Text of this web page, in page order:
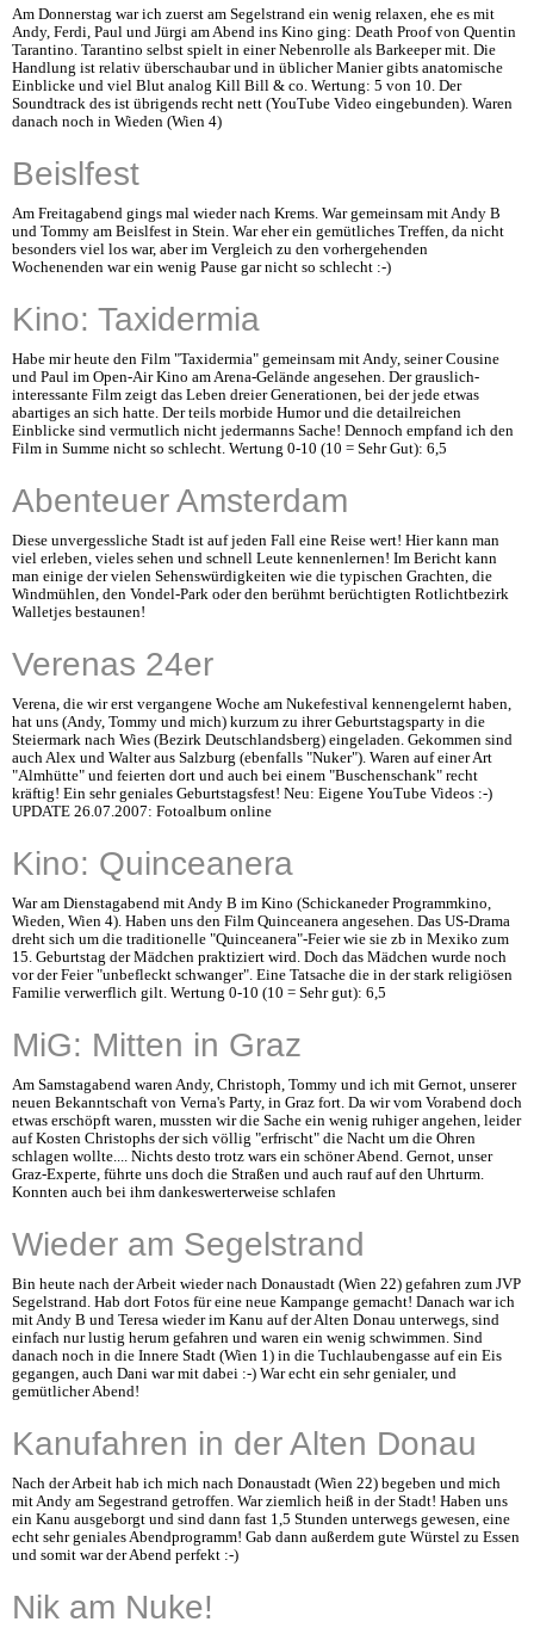
Am Donnerstag war ich zuerst am Segelstrand ein wenig relaxen, ehe es mit
Andy, Ferdi, Paul und Jürgi am Abend ins Kino ging: Death Proof von Quentin
Tarantino. Tarantino selbst spielt in einer Nebenrolle als Barkeeper mit. Die
Handlung ist relativ überschaubar und in üblicher Manier gibts anatomische
Einblicke und viel Blut analog Kill Bill & co. Wertung: 5 von 10. Der
Soundtrack des ist übrigends recht nett (YouTube Video eingebunden). Waren
danach noch in Wieden (Wien 4)
Beislfest
Am Freitagabend gings mal wieder nach Krems. War gemeinsam mit Andy B
und Tommy am Beislfest in Stein. War eher ein gemütliches Treffen, da nicht
besonders viel los war, aber im Vergleich zu den vorhergehenden
Wochenenden war ein wenig Pause gar nicht so schlecht :-)
Kino: Taxidermia
Habe mir heute den Film "Taxidermia" gemeinsam mit Andy, seiner Cousine
und Paul im Open-Air Kino am Arena-Gelände angesehen. Der grauslich-
interessante Film zeigt das Leben dreier Generationen, bei der jede etwas
abartiges an sich hatte. Der teils morbide Humor und die detailreichen
Einblicke sind vermutlich nicht jedermanns Sache! Dennoch empfand ich den
Film in Summe nicht so schlecht. Wertung 0-10 (10 = Sehr Gut): 6,5
Abenteuer Amsterdam
Diese unvergessliche Stadt ist auf jeden Fall eine Reise wert! Hier kann man
viel erleben, vieles sehen und schnell Leute kennenlernen! Im Bericht kann
man einige der vielen Sehenswürdigkeiten wie die typischen Grachten, die
Windmühlen, den Vondel-Park oder den berühmt berüchtigten Rotlichtbezirk
Walletjes bestaunen!
Verenas 24er
Verena, die wir erst vergangene Woche am Nukefestival kennengelernt haben,
hat uns (Andy, Tommy und mich) kurzum zu ihrer Geburtstagsparty in die
Steiermark nach Wies (Bezirk Deutschlandsberg) eingeladen. Gekommen sind
auch Alex und Walter aus Salzburg (ebenfalls "Nuker"). Waren auf einer Art
"Almhütte" und feierten dort und auch bei einem "Buschenschank" recht
kräftig! Ein sehr geniales Geburtstagsfest! Neu: Eigene YouTube Videos :-)
UPDATE 26.07.2007: Fotoalbum online
Kino: Quinceanera
War am Dienstagabend mit Andy B im Kino (Schickaneder Programmkino,
Wieden, Wien 4). Haben uns den Film Quinceanera angesehen. Das US-Drama
dreht sich um die traditionelle "Quinceanera"-Feier wie sie zb in Mexiko zum
15. Geburtstag der Mädchen praktiziert wird. Doch das Mädchen wurde noch
vor der Feier "unbefleckt schwanger". Eine Tatsache die in der stark religiösen
Familie verwerflich gilt. Wertung 0-10 (10 = Sehr gut): 6,5
MiG: Mitten in Graz
Am Samstagabend waren Andy, Christoph, Tommy und ich mit Gernot, unserer
neuen Bekanntschaft von Verna's Party, in Graz fort. Da wir vom Vorabend doch
etwas erschöpft waren, mussten wir die Sache ein wenig ruhiger angehen, leider
auf Kosten Christophs der sich völlig "erfrischt" die Nacht um die Ohren
schlagen wollte.... Nichts desto trotz wars ein schöner Abend. Gernot, unser
Graz-Experte, führte uns doch die Straßen und auch rauf auf den Uhrturm.
Konnten auch bei ihm dankeswerterweise schlafen
Wieder am Segelstrand
Bin heute nach der Arbeit wieder nach Donaustadt (Wien 22) gefahren zum JVP
Segelstrand. Hab dort Fotos für eine neue Kampange gemacht! Danach war ich
mit Andy B und Teresa wieder im Kanu auf der Alten Donau unterwegs, sind
einfach nur lustig herum gefahren und waren ein wenig schwimmen. Sind
danach noch in die Innere Stadt (Wien 1) in die Tuchlaubengasse auf ein Eis
gegangen, auch Dani war mit dabei :-) War echt ein sehr genialer, und
gemütlicher Abend!
Kanufahren in der Alten Donau
Nach der Arbeit hab ich mich nach Donaustadt (Wien 22) begeben und mich
mit Andy am Segestrand getroffen. War ziemlich heiß in der Stadt! Haben uns
ein Kanu ausgeborgt und sind dann fast 1,5 Stunden unterwegs gewesen, eine
echt sehr geniales Abendprogramm! Gab dann außerdem gute Würstel zu Essen
und somit war der Abend perfekt :-)
Nik am Nuke!